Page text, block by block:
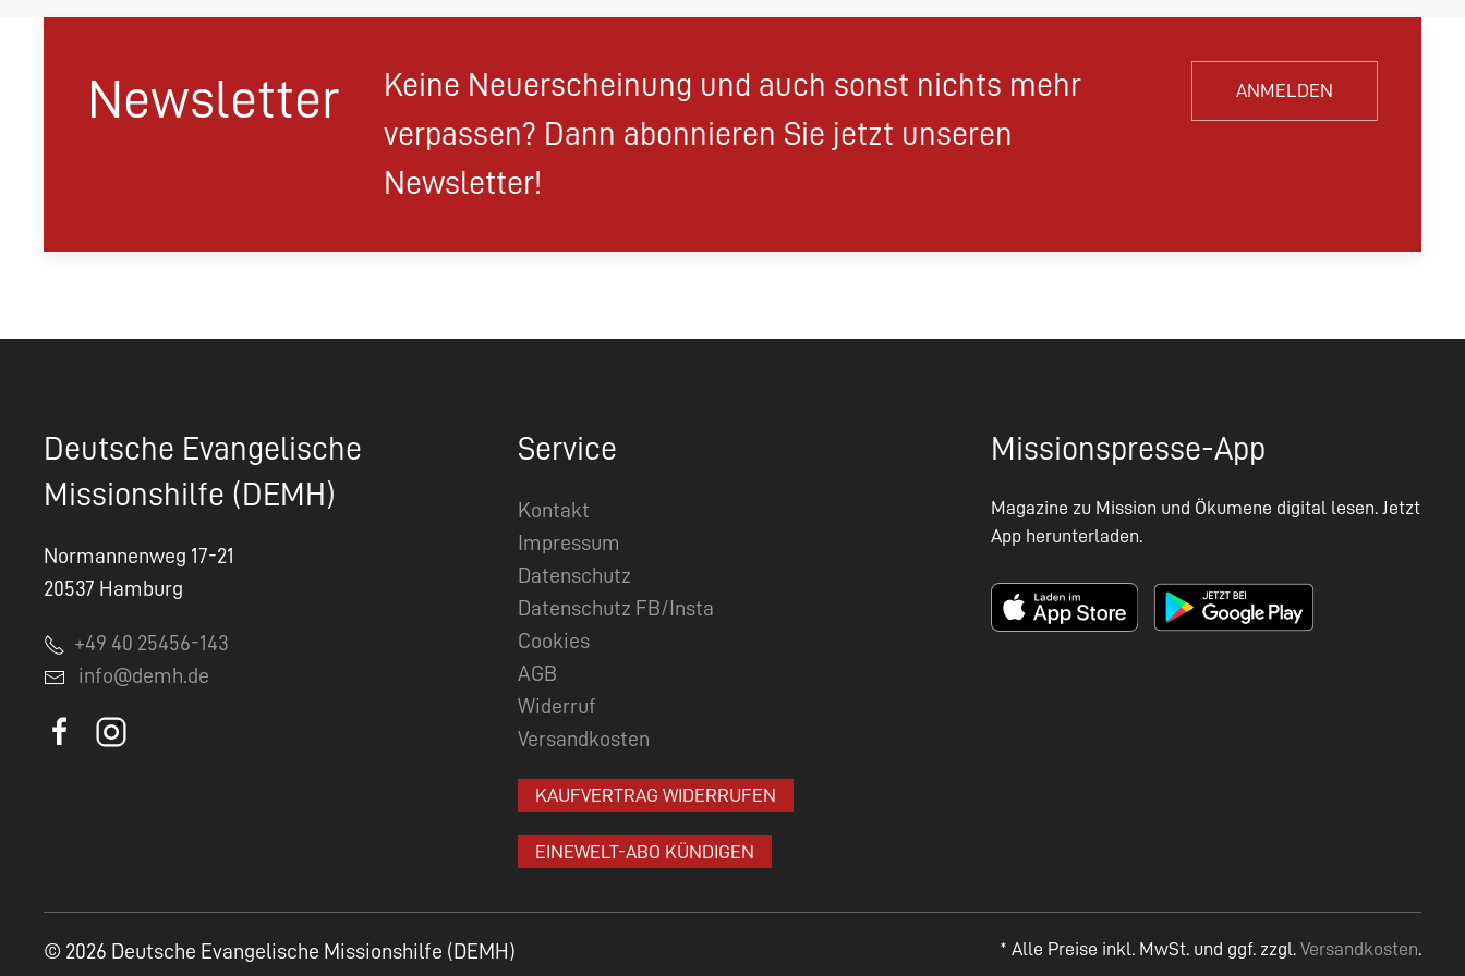
Newsletter
Keine Neuerscheinung und auch sonst nichts mehr
verpassen? Dann abonnieren Sie jetzt unseren
Newsletter!
ANMELDEN
Deutsche Evangelische
Missionshilfe (DEMH)
Normannenweg 17-21
20537 Hamburg
+49 40 25456-143
info@demh.de
Service
Kontakt
Impressum
Datenschutz
Datenschutz FB/Insta
Cookies
AGB
Widerruf
Versandkosten
KAUFVERTRAG WIDERRUFEN
EINEWELT-ABO KÜNDIGEN
Missionspresse-App
Magazine zu Mission und Ökumene digital lesen. Jetzt
App herunterladen.
* Alle Preise inkl. MwSt. und ggf. zzgl. Versandkosten.
© 2026 Deutsche Evangelische Missionshilfe (DEMH)